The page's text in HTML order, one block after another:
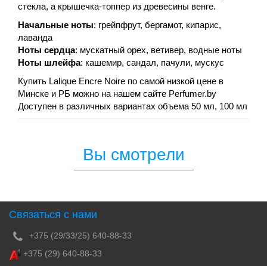
стекла, а крышечка-топпер из древесины венге.
Начальные ноты: грейпфрут, бергамот, кипарис,
лаванда
Ноты сердца: мускатный орех, ветивер, водные ноты
Ноты шлейфа: кашемир, сандал, пачули, мускус
Купить Lalique Encre Noire по самой низкой цене в
Минске и РБ можно на нашем сайте Perfumer.by
Доступен в различных вариантах объема 50 мл, 100 мл
Вы смотрели
Связаться с нами
+375 (29/33/25) 640-88-33
+375 (29) 640-88-33